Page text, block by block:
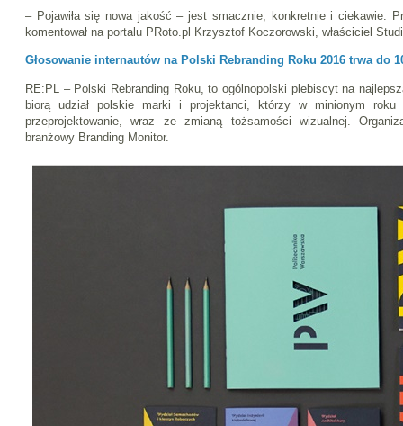
– Pojawiła się nowa jakość – jest smacznie, konkretnie i ciekawie.
komentował na portalu PRoto.pl Krzysztof Koczorowski, właściciel
Głosowanie internautów na Polski Rebranding Roku 2016 trwa do
RE:PL – Polski Rebranding Roku, to ogólnopolski plebiscyt na
biorą udział polskie marki i projektanci, którzy w minionym roku
przeprojektowanie, wraz ze zmianą tożsamości wizualnej.
branżowy Branding Monitor.